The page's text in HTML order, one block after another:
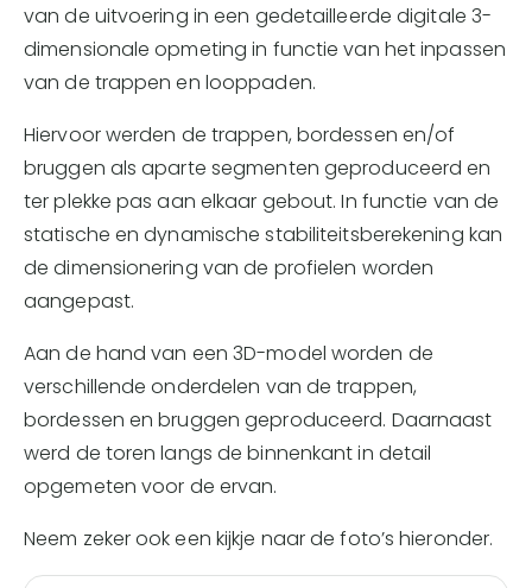
van de uitvoering in een gedetailleerde digitale 3-
dimensionale opmeting in functie van het inpassen
van de trappen en looppaden.
Hiervoor werden de trappen, bordessen en/of
bruggen als aparte segmenten geproduceerd en
ter plekke pas aan elkaar gebout. In functie van de
statische en dynamische stabiliteitsberekening kan
de dimensionering van de profielen worden
aangepast.
Aan de hand van een 3D-model worden de
verschillende onderdelen van de trappen,
bordessen en bruggen geproduceerd. Daarnaast
werd de toren langs de binnenkant in detail
opgemeten voor de ervan.
Neem zeker ook een kijkje naar de foto’s hieronder.